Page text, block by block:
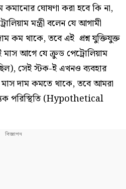
কমানোর ঘোষণা করা হবে কি না,
মন্ত্রী বলেন যে আগামী
কম থাকে, তবে এই প্রশ্ন যুক্তিযুক্ত
আগে যে ক্রুড পেট্রোলিয়াম
সেই স্টক-ই এখনও ব্যবহার
দাম কমতে থাকে, তবে আমরা
পরিস্থিতি (Hypothetical